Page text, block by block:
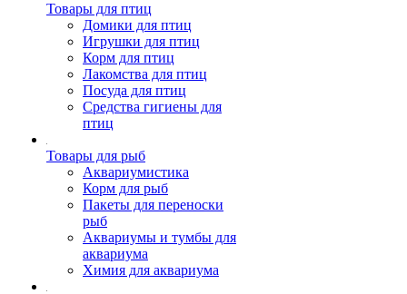
Товары для птиц
Домики для птиц
Игрушки для птиц
Корм для птиц
Лакомства для птиц
Посуда для птиц
Средства гигиены для
птиц
Товары для рыб
Аквариумистика
Корм для рыб
Пакеты для переноски
рыб
Аквариумы и тумбы для
аквариума
Химия для аквариума